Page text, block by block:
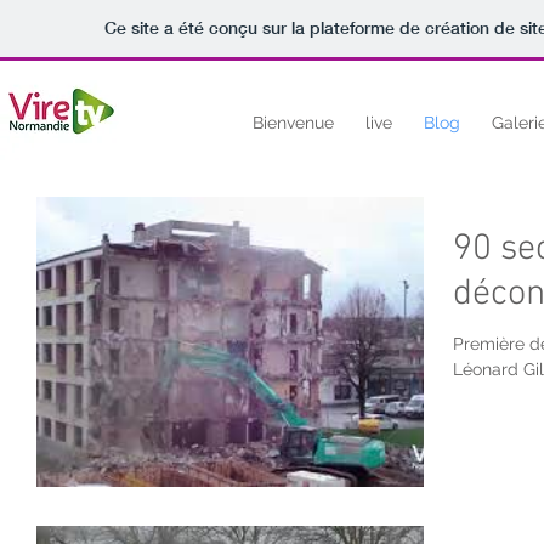
Ce site a été conçu sur la plateforme de création de
Bienvenue live Blog
90
Première
Léonard